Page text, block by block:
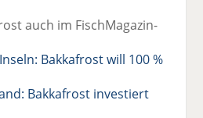
auch im FischMagazin-
Bakkafrost will 100 %
Bakkafrost investiert